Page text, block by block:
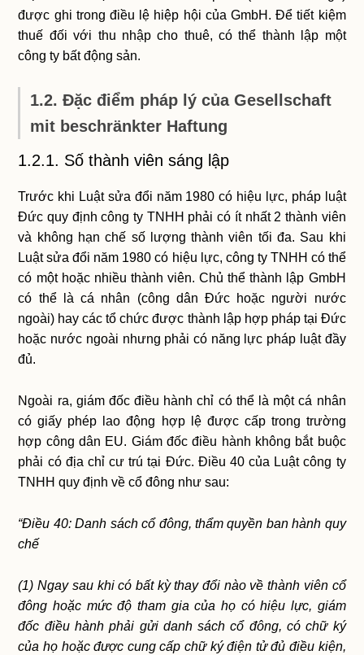
được ghi trong điều lệ hiệp hội của GmbH. Để tiết kiệm
thuế đối với thu nhập cho thuê, có thể thành lập một
công ty bất động sản.
1.2. Đặc điểm pháp lý của Gesellschaft
mit beschränkter Haftung
1.2.1. Số thành viên sáng lập
Trước khi Luật sửa đổi năm 1980 có hiệu lực, pháp luật
Đức quy định công ty TNHH phải có ít nhất 2 thành viên
và không hạn chế số lượng thành viên tối đa. Sau khi
Luật sửa đổi năm 1980 có hiệu lực, công ty TNHH có thể
có một hoặc nhiều thành viên. Chủ thể thành lập GmbH
có thể là cá nhân (công dân Đức hoặc người nước
ngoài) hay các tổ chức được thành lập hợp pháp tại Đức
hoặc nước ngoài nhưng phải có năng lực pháp luật đầy
đủ.
Ngoài ra, giám đốc điều hành chỉ có thể là một cá nhân
có giấy phép lao động hợp lệ được cấp trong trường
hợp công dân EU. Giám đốc điều hành không bắt buộc
phải có địa chỉ cư trú tại Đức. Điều 40 của Luật công ty
TNHH quy định về cổ đông như sau:
“Điều 40: Danh sách cổ đông, thẩm quyền ban hành quy
chế
(1) Ngay sau khi có bất kỳ thay đổi nào về thành viên cổ
đông hoặc mức độ tham gia của họ có hiệu lực, giám
đốc điều hành phải gửi danh sách cổ đông, có chữ ký
của họ hoặc được cung cấp chữ ký điện tử đủ điều kiện,